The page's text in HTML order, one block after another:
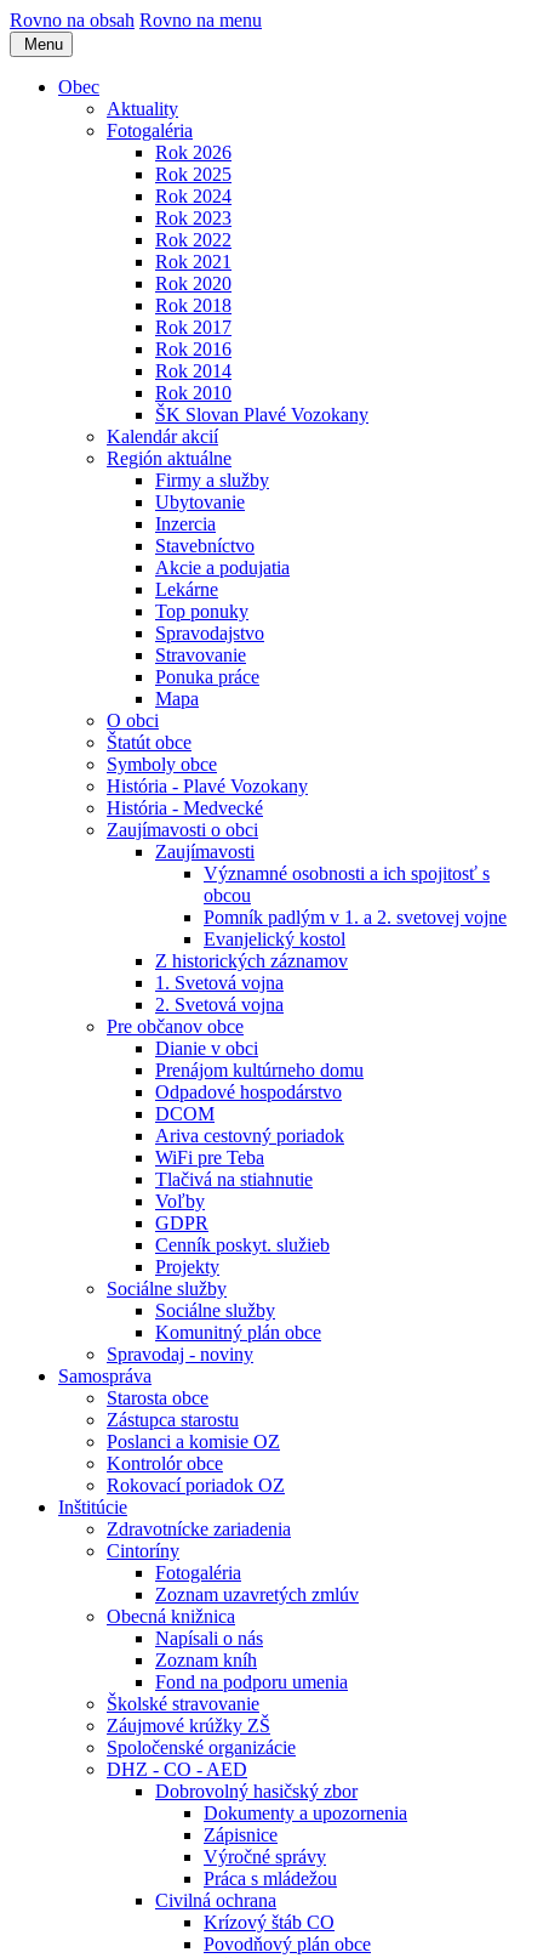
Rovno na obsah Rovno na menu
Menu
Obec
Aktuality
Fotogaléria
Rok 2026
Rok 2025
Rok 2024
Rok 2023
Rok 2022
Rok 2021
Rok 2020
Rok 2018
Rok 2017
Rok 2016
Rok 2014
Rok 2010
ŠK Slovan Plavé Vozokany
Kalendár akcií
Región aktuálne
Firmy a služby
Ubytovanie
Inzercia
Stavebníctvo
Akcie a podujatia
Lekárne
Top ponuky
Spravodajstvo
Stravovanie
Ponuka práce
Mapa
O obci
Štatút obce
Symboly obce
História - Plavé Vozokany
História - Medvecké
Zaujímavosti o obci
Zaujímavosti
Významné osobnosti a ich spojitosť s
obcou
Pomník padlým v 1. a 2. svetovej vojne
Evanjelický kostol
Z historických záznamov
1. Svetová vojna
2. Svetová vojna
Pre občanov obce
Dianie v obci
Prenájom kultúrneho domu
Odpadové hospodárstvo
DCOM
Ariva cestovný poriadok
WiFi pre Teba
Tlačivá na stiahnutie
Voľby
GDPR
Cenník poskyt. služieb
Projekty
Sociálne služby
Sociálne služby
Komunitný plán obce
Spravodaj - noviny
Samospráva
Starosta obce
Zástupca starostu
Poslanci a komisie OZ
Kontrolór obce
Rokovací poriadok OZ
Inštitúcie
Zdravotnícke zariadenia
Cintoríny
Fotogaléria
Zoznam uzavretých zmlúv
Obecná knižnica
Napísali o nás
Zoznam kníh
Fond na podporu umenia
Školské stravovanie
Záujmové krúžky ZŠ
Spoločenské organizácie
DHZ - CO - AED
Dobrovolný hasičský zbor
Dokumenty a upozornenia
Zápisnice
Výročné správy
Práca s mládežou
Civilná ochrana
Krízový štáb CO
Povodňový plán obce